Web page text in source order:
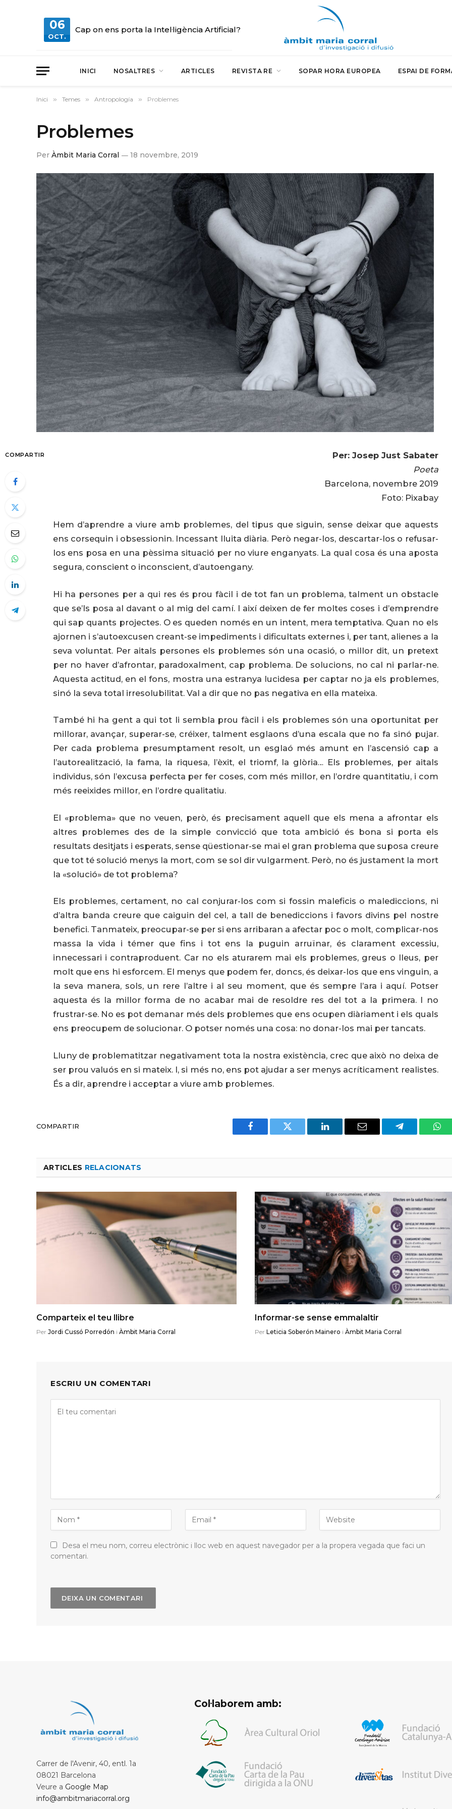
06
OCT.
Cap on ens porta la Intel·ligència Artificial?
INICI NOSALTRES ARTICLES REVISTA RE SOPAR HORA EUROPEA ESPAI DE
Inici » Temes » Antropología » Problemes
Problemes
Per Àmbit Maria Corral 18 novembre, 2019
COMPARTIR
Per: Josep Just Sabater
Poeta
Barcelona, novembre 2019
Foto: Pixabay
Hem d’aprendre a viure amb problemes, del tipus que siguin, sense deixar que aquests
ens corsequin i obsessionin. Incessant lluita diària. Però negar-los, descartar-los o refusar-
los ens posa en una pèssima situació per no viure enganyats. La qual cosa és una aposta
segura, conscient o inconscient, d’autoengany.
Hi ha persones per a qui res és prou fàcil i de tot fan un problema, talment un obstacle
que se’ls posa al davant o al mig del camí. I així deixen de fer moltes coses i d’emprendre
qui sap quants projectes. O es queden només en un intent, mera temptativa. Quan no els
ajornen i s’autoexcusen creant-se impediments i dificultats externes i, per tant, alienes a la
seva voluntat. Per aitals persones els problemes són una ocasió, o millor dit, un pretext
per no haver d’afrontar, paradoxalment, cap problema. De solucions, no cal ni parlar-ne.
Aquesta actitud, en el fons, mostra una estranya lucidesa per captar no ja els problemes,
sinó la seva total irresolubilitat. Val a dir que no pas negativa en ella mateixa.
També hi ha gent a qui tot li sembla prou fàcil i els problemes són una oportunitat per
millorar, avançar, superar-se, créixer, talment esglaons d’una escala que no fa sinó pujar.
Per cada problema presumptament resolt, un esglaó més amunt en l’ascensió cap a
l’autorealització, la fama, la riquesa, l’èxit, el triomf, la glòria… Els problemes, per aitals
individus, són l’excusa perfecta per fer coses, com més millor, en l’ordre quantitatiu, i com
més reeixides millor, en l’ordre qualitatiu.
El «problema» que no veuen, però, és precisament aquell que els mena a afrontar els
altres problemes des de la simple convicció que tota ambició és bona si porta els
resultats desitjats i esperats, sense qüestionar-se mai el gran problema que suposa creure
que tot té solució menys la mort, com se sol dir vulgarment. Però, no és justament la mort
la «solució» de tot problema?
Els problemes, certament, no cal conjurar-los com si fossin maleficis o malediccions, ni
d’altra banda creure que caiguin del cel, a tall de benediccions i favors divins pel nostre
benefici. Tanmateix, preocupar-se per si ens arribaran a afectar poc o molt, complicar-nos
massa la vida i témer que fins i tot ens la puguin arruïnar, és clarament excessiu,
innecessari i contraproduent. Car no els aturarem mai els problemes, greus o lleus, per
molt que ens hi esforcem. El menys que podem fer, doncs, és deixar-los que ens vinguin, a
la seva manera, sols, un rere l’altre i al seu moment, que és sempre l’ara i aquí. Potser
aquesta és la millor forma de no acabar mai de resoldre res del tot a la primera. I no
frustrar-se. No es pot demanar més dels problemes que ens ocupen diàriament i els quals
ens preocupem de solucionar. O potser només una cosa: no donar-los mai per tancats.
Lluny de problematitzar negativament tota la nostra existència, crec que això no deixa de
ser prou valuós en si mateix. I, si més no, ens pot ajudar a ser menys acríticament realistes.
És a dir, aprendre i acceptar a viure amb problemes.
COMPARTIR
Facebook Twitter LinkedIn Email Telegram
ARTICLES RELACIONATS
Comparteix el teu llibre
Per Jordi Cussó Porredón i Àmbit Maria Corral
Informar-se sense emmalaltir
Per Leticia Soberón Mainero i Àmbit Maria Corral
ESCRIU UN COMENTARI
Desa el meu nom, correu electrònic i lloc web en aquest navegador per a la propera vegada que faci un
comentari.
Carrer de l'Avenir, 40, entl. 1a
08021 Barcelona
Veure a Google Map
info@ambitmariacorral.org
Col·laborem amb: